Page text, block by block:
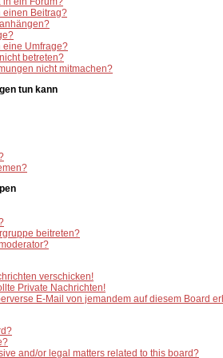
einen Beitrag?
eine Umfrage?
betreten?
nicht mitmachen?
tun kann
beitreten?
verschicken!
Private Nachrichten!
E-Mail von jemandem auf diesem Board
and/or legal matters related to this board?